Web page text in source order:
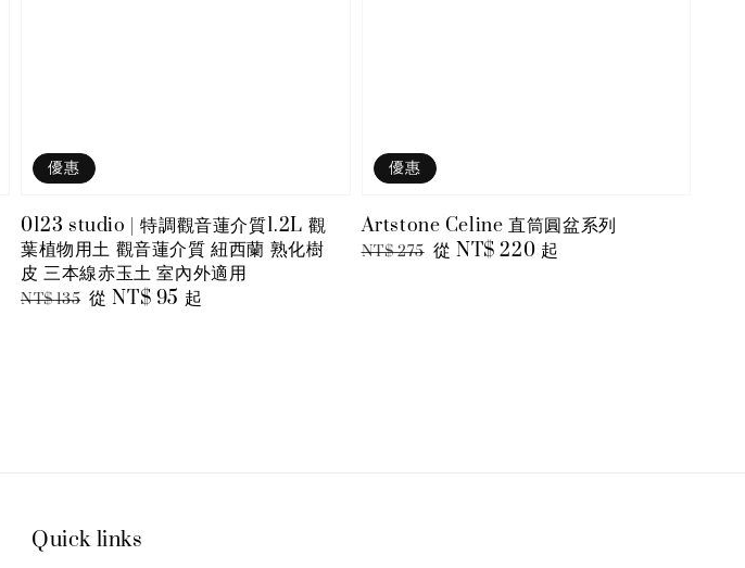
優惠
0123 studio | 特調觀音蓮介質1.2L 觀
葉植物用土 觀音蓮介質 紐西蘭 熟化樹
皮 三本線赤玉土 室內外適用
Regular
NT$ 135 Sale
從NT$ 95 起
優惠
Artstone Celine 直筒圓盆系列
Regular
NT$ 275 Sale
從 NT$ 220 起
Quick links